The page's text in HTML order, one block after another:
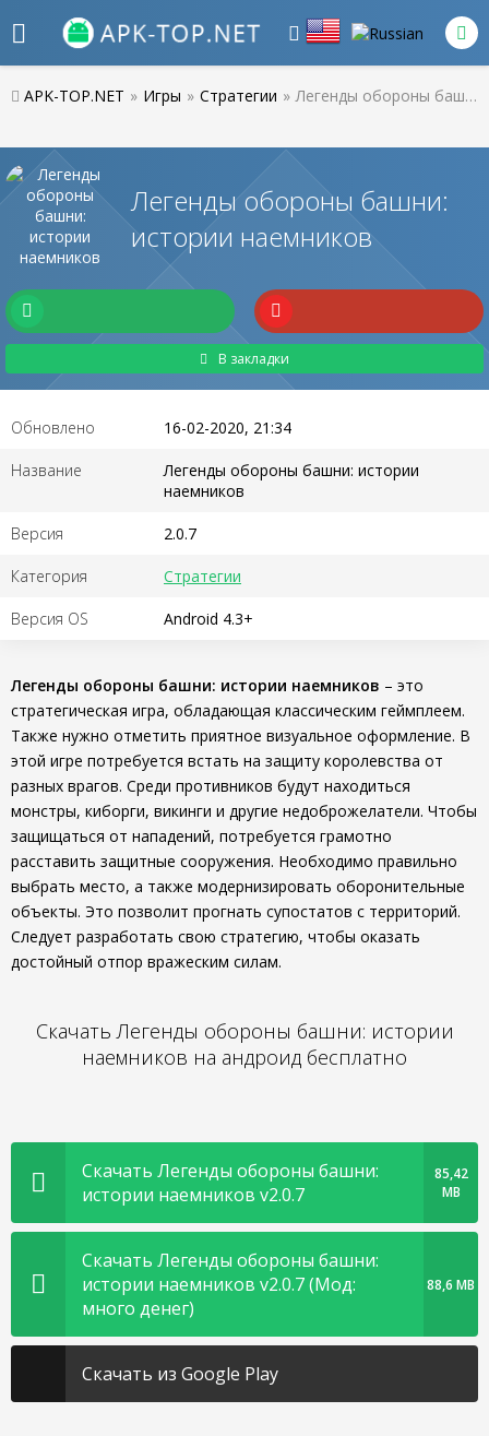
APK-TOP.NET » Игры » Стратегии » Легенды обороны башни: истории наемников
Легенды обороны башни:
истории наемников
В закладки
Обновлено 16-02-2020, 21:34
Название
Легенды обороны башни: истории
наемников
Версия 2.0.7
Категория Стратегии
Версия OS Android 4.3+
Легенды обороны башни: истории наемников – это
стратегическая игра, обладающая классическим геймплеем.
Также нужно отметить приятное визуальное оформление. В
этой игре потребуется встать на защиту королевства от
разных врагов. Среди противников будут находиться
монстры, киборги, викинги и другие недоброжелатели. Чтобы
защищаться от нападений, потребуется грамотно
расставить защитные сооружения. Необходимо правильно
выбрать место, а также модернизировать оборонительные
объекты. Это позволит прогнать супостатов с территорий.
Следует разработать свою стратегию, чтобы оказать
достойный отпор вражеским силам.
Скачать Легенды обороны башни: истории
наемников на андроид бесплатно
Скачать Легенды обороны башни:
истории наемников v2.0.7
85,42
MB
Скачать Легенды обороны башни:
истории наемников v2.0.7 (Мод:
много денег)
88,6 MB
Скачать из Google Play